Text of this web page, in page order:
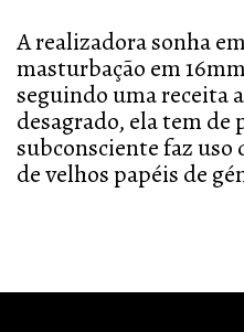
A realizadora sonha
masturbação em
seguindo uma receita
desagrado, ela tem de
subconsciente faz uso
de velhos papéis de